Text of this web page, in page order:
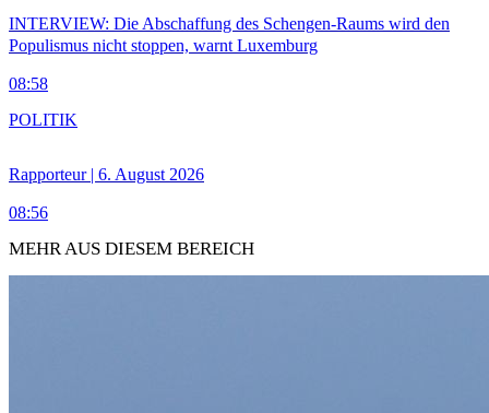
INTERVIEW: Die Abschaffung des Schengen-Raums wird den
Populismus nicht stoppen, warnt Luxemburg
08:58
Rapporteur | 6. August 2026
08:56
POLITIK
MEHR AUS DIESEM BEREICH